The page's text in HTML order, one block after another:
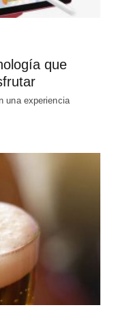
que
una experiencia